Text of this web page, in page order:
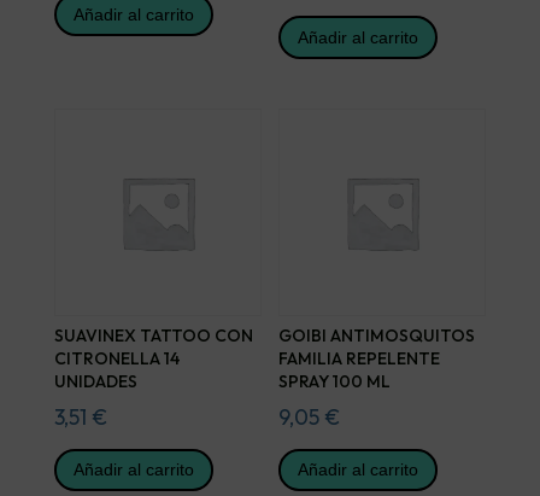
Añadir al carrito
Añadir al carrito
SUAVINEX TATTOO CON
CITRONELLA 14
UNIDADES
3,51 €
Añadir al carrito
GOIBI ANTIMOSQUITOS
FAMILIA REPELENTE
SPRAY 100 ML
9,05 €
Añadir al carrito